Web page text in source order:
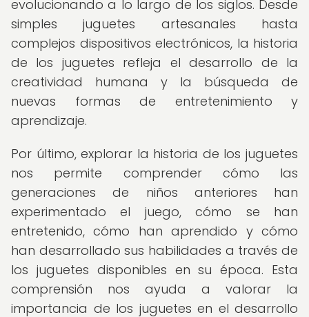
evolucionando a lo largo de los siglos. Desde
simples juguetes artesanales hasta
complejos dispositivos electrónicos, la historia
de los juguetes refleja el desarrollo de la
creatividad humana y la búsqueda de
nuevas formas de entretenimiento y
aprendizaje.
Por último, explorar la historia de los juguetes
nos permite comprender cómo las
generaciones de niños anteriores han
experimentado el juego, cómo se han
entretenido, cómo han aprendido y cómo
han desarrollado sus habilidades a través de
los juguetes disponibles en su época. Esta
comprensión nos ayuda a valorar la
importancia de los juguetes en el desarrollo